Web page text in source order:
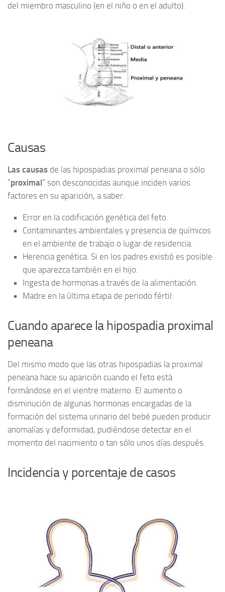
del miembro masculino (en el niño o en el adulto).
Causas
Las causas de las hipospadias proximal peneana o sólo
“proximal” son desconocidas aunque inciden varios
factores en su aparición, a saber:
Error en la codificación genética del feto.
Contaminantes ambientales y presencia de químicos
en el ambiente de trabajo o lugar de residencia.
Herencia genética. Si en los padres existió es posible
que aparezca también en el hijo.
Ingesta de hormonas a través de la alimentación.
Madre en la última etapa de periodo fértil.
Cuando aparece la hipospadia proximal
peneana
Del mismo modo que las otras hipospadias la proximal
peneana hace su aparición cuando el feto está
formándose en el vientre materno. El aumento o
disminución de algunas hormonas encargadas de la
formación del sistema urinario del bebé pueden producir
anomalías y deformidad, pudiéndose detectar en el
momento del nacimiento o tan sólo unos días después.
Incidencia y porcentaje de casos